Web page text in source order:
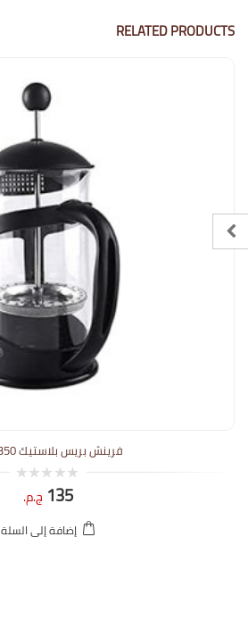
RELATED PRODUCTS
فرينش بريس بلاستيك 350 ملي
out
5
135 ج.م.
إضافة إلى السلة